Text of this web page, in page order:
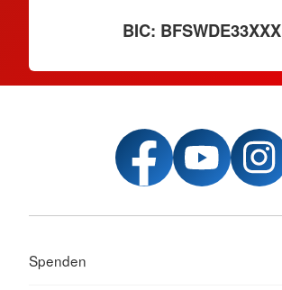
BIC: BFSWDE33XXX
Spenden